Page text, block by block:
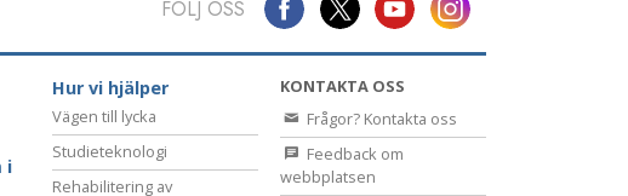
FÖLJ OSS
i
Hur vi hjälper
Vägen till lycka
Studieteknologi
Rehabilitering av
KONTAKTA OSS
Frågor? Kontakta oss
Feedback om
webbplatsen